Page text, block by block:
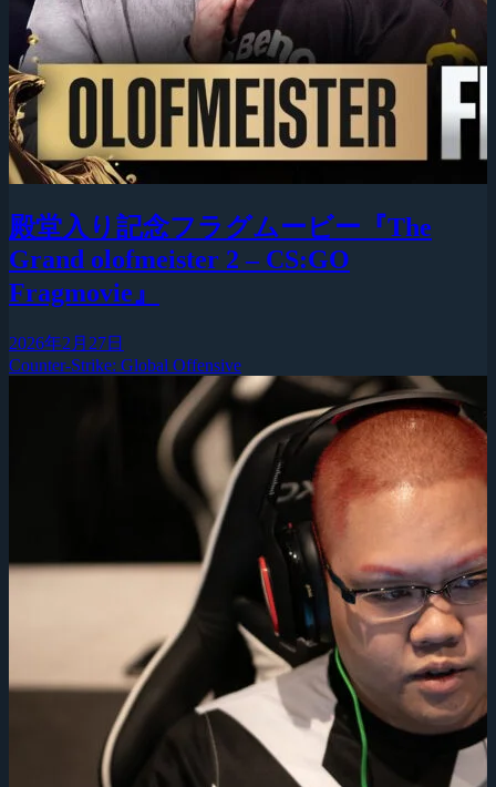
殿堂入り記念フラグムービー『The
Grand olofmeister 2 – CS:GO
Fragmovie』
2026年2月27日
Counter-Strike: Global Offensive